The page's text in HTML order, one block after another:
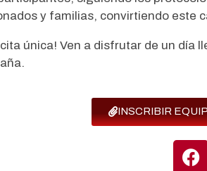
y familias, convirtiendo este
única! Ven a disfrutar de un día
INSCRIBIR